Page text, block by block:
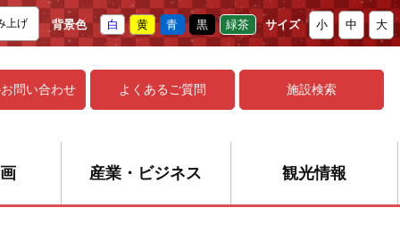
上げ 背景色 白 黄 青 黒 緑茶 サイズ 小 中 大
お問い合わせ よくあるご質問 施設検索
産業・ビジネス 観光情報